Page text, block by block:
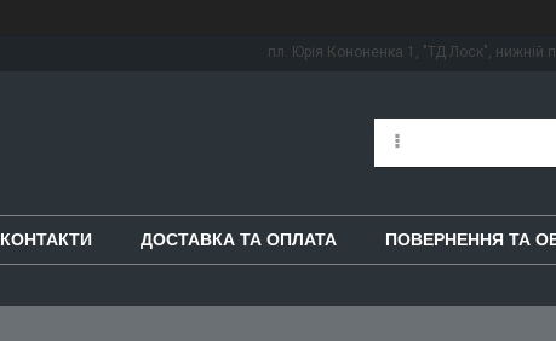
пл. Юрія Кононенка 1, "ТД Лоск", нижній
КОНТАКТИ ДОСТАВКА ТА ОПЛАТА ПОВЕРНЕННЯ ТА